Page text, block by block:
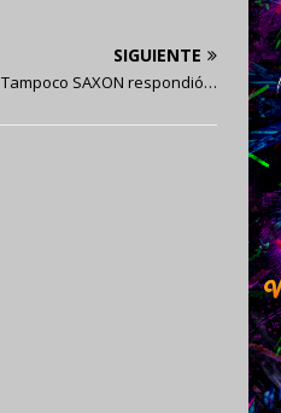
SIGUIENTE
Tampoco SAXON respondió…